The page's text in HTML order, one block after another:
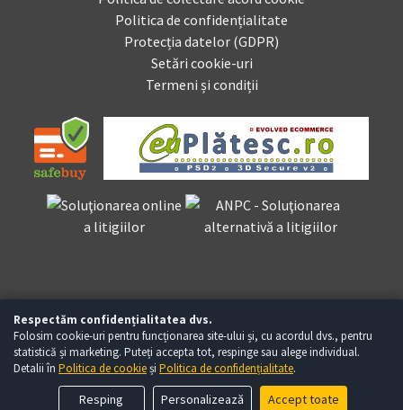
Politica de confidențialitate
Protecția datelor (GDPR)
Setări cookie-uri
Termeni și condiții
Copyright © Baumag.ro 2026 - Toate drepturile rezervate
Respectăm confidențialitatea dvs.
Folosim cookie-uri pentru funcționarea site-ului și, cu acordul dvs., pentru
statistică și marketing. Puteți accepta tot, respinge sau alege individual.
Detalii în Politica de cookieși Politica de confidențialitate.
Resping Personalizează Accept toate